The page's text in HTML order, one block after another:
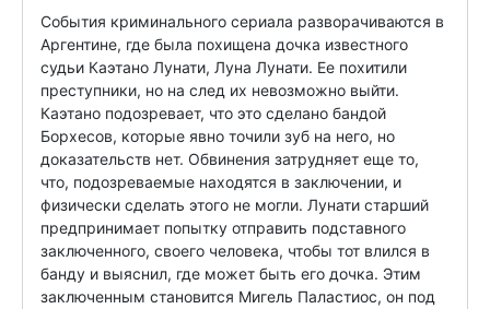
События криминального сериала разворачиваются в
Аргентине, где была похищена дочка известного
судьи Каэтано Лунати, Луна Лунати. Ее похитили
преступники, но на след их невозможно выйти.
Каэтано подозревает, что это сделано бандой
Борхесов, которые явно точили зуб на него, но
доказательств нет. Обвинения затрудняет еще то,
что, подозреваемые находятся в заключении, и
физически сделать этого не могли. Лунати старший
предпринимает попытку отправить подставного
заключенного, своего человека, чтобы тот влился в
банду и выяснил, где может быть его дочка. Этим
заключенным становится Мигель Паластиос, он под